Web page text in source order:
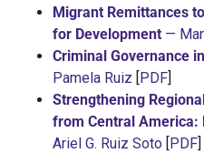
Migrant Remittances
for Development —
Criminal Governance
Pamela Ruiz [PDF]
Strengthening
from Central America:
Ariel G. Ruiz Soto [PDF]